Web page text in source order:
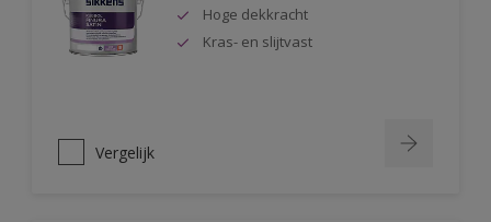
Hoge dekkracht
Kras- en slijtvast
Vergelijk